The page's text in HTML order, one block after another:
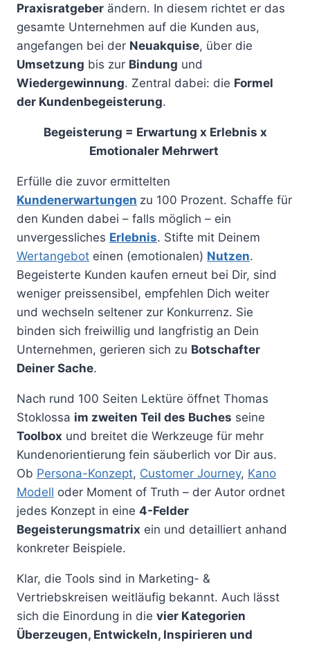
Praxisratgeber ändern. In diesem richtet er das
gesamte Unternehmen auf die Kunden aus,
angefangen bei der Neuakquise, über die
Umsetzung bis zur Bindung und
Wiedergewinnung. Zentral dabei: die Formel
der Kundenbegeisterung.
Begeisterung = Erwartung x Erlebnis x
Emotionaler Mehrwert
Erfülle die zuvor ermittelten
Kundenerwartungen zu 100 Prozent. Schaffe für
den Kunden dabei – falls möglich – ein
unvergessliches Erlebnis. Stifte mit Deinem
Wertangebot einen (emotionalen) Nutzen.
Begeisterte Kunden kaufen erneut bei Dir, sind
weniger preissensibel, empfehlen Dich weiter
und wechseln seltener zur Konkurrenz. Sie
binden sich freiwillig und langfristig an Dein
Unternehmen, gerieren sich zu Botschafter
Deiner Sache.
Nach rund 100 Seiten Lektüre öffnet Thomas
Stoklossa im zweiten Teil des Buches seine
Toolbox und breitet die Werkzeuge für mehr
Kundenorientierung fein säuberlich vor Dir aus.
Ob Persona-Konzept, Customer Journey, Kano
Modell oder Moment of Truth – der Autor ordnet
jedes Konzept in eine 4-Felder
Begeisterungsmatrix ein und detailliert anhand
konkreter Beispiele.
Klar, die Tools sind in Marketing- &
Vertriebskreisen weitläufig bekannt. Auch lässt
sich die Einordung in die vier Kategorien
Überzeugen, Entwickeln, Inspirieren und